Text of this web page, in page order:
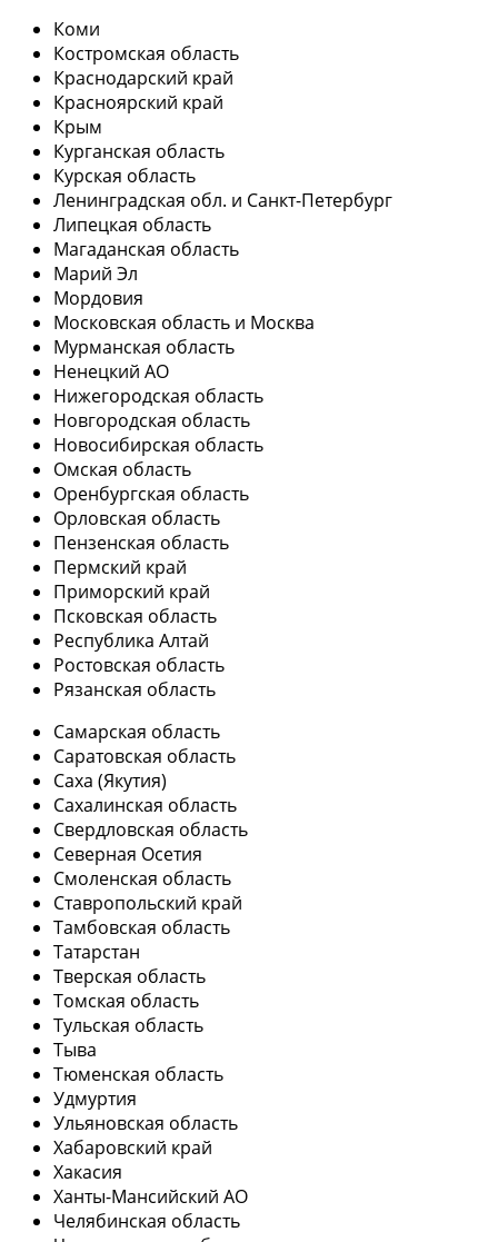
Коми
Костромская область
Краснодарский край
Красноярский край
Крым
Курганская область
Курская область
Ленинградская обл. и Санкт-Петербург
Липецкая область
Магаданская область
Марий Эл
Мордовия
Московская область и Москва
Мурманская область
Ненецкий АО
Нижегородская область
Новгородская область
Новосибирская область
Омская область
Оренбургская область
Орловская область
Пензенская область
Пермский край
Приморский край
Псковская область
Республика Алтай
Ростовская область
Рязанская область
Самарская область
Саратовская область
Саха (Якутия)
Сахалинская область
Свердловская область
Северная Осетия
Смоленская область
Ставропольский край
Тамбовская область
Татарстан
Тверская область
Томская область
Тульская область
Тыва
Тюменская область
Удмуртия
Ульяновская область
Хабаровский край
Хакасия
Ханты-Мансийский АО
Челябинская область